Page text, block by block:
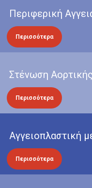
Περιφερική
Περισσότερα
Στένωση
Περισσότερα
Αγγειοπλαστική
Περισσότερα